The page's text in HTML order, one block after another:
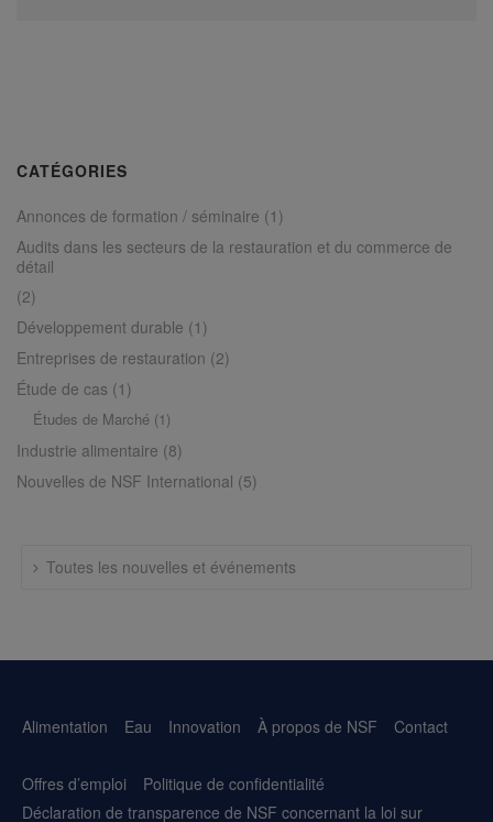
CATÉGORIES
Annonces de formation / séminaire (1)
Audits dans les secteurs de la restauration et du commerce de
détail
(2)
Développement durable (1)
Entreprises de restauration (2)
Étude de cas (1)
Études de Marché (1)
Industrie alimentaire (8)
Nouvelles de NSF International (5)
Toutes les nouvelles et événements
Alimentation Eau Innovation À propos de NSF Contact
Offres d’emploi
Politique de confidentialité
Déclaration de transparence de NSF concernant la loi sur